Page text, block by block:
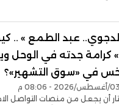
عبد الطمع » ..
كرامة جدته في الوحل
في «سوق التشهير»؟
أن يجعل من منصات التواصل